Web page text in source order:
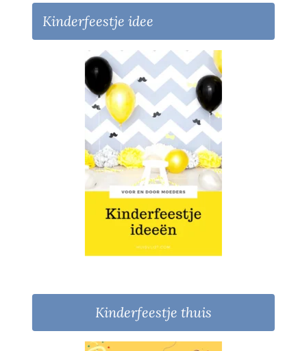
Kinderfeestje idee
Kinderfeestje thuis